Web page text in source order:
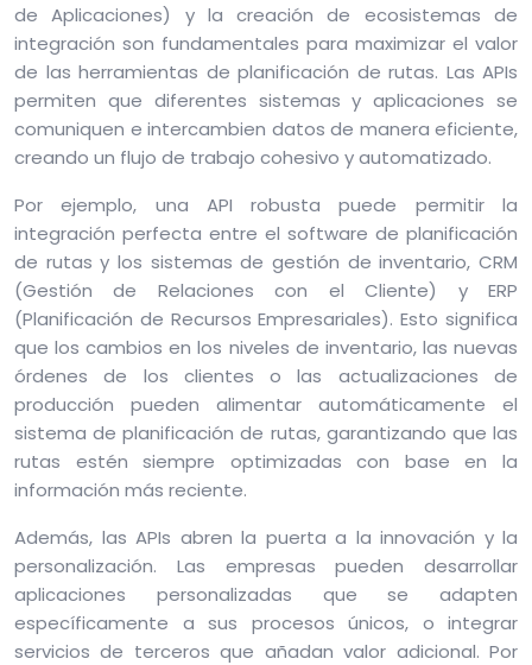
de Aplicaciones) y la creación de ecosistemas de
integración son fundamentales para maximizar el valor
de las herramientas de planificación de rutas. Las APIs
permiten que diferentes sistemas y aplicaciones se
comuniquen e intercambien datos de manera eficiente,
creando un flujo de trabajo cohesivo y automatizado.
Por ejemplo, una API robusta puede permitir la
integración perfecta entre el software de planificación
de rutas y los sistemas de gestión de inventario, CRM
(Gestión de Relaciones con el Cliente) y ERP
(Planificación de Recursos Empresariales). Esto significa
que los cambios en los niveles de inventario, las nuevas
órdenes de los clientes o las actualizaciones de
producción pueden alimentar automáticamente el
sistema de planificación de rutas, garantizando que las
rutas estén siempre optimizadas con base en la
información más reciente.
Además, las APIs abren la puerta a la innovación y la
personalización. Las empresas pueden desarrollar
aplicaciones personalizadas que se adapten
específicamente a sus procesos únicos, o integrar
servicios de terceros que añadan valor adicional. Por